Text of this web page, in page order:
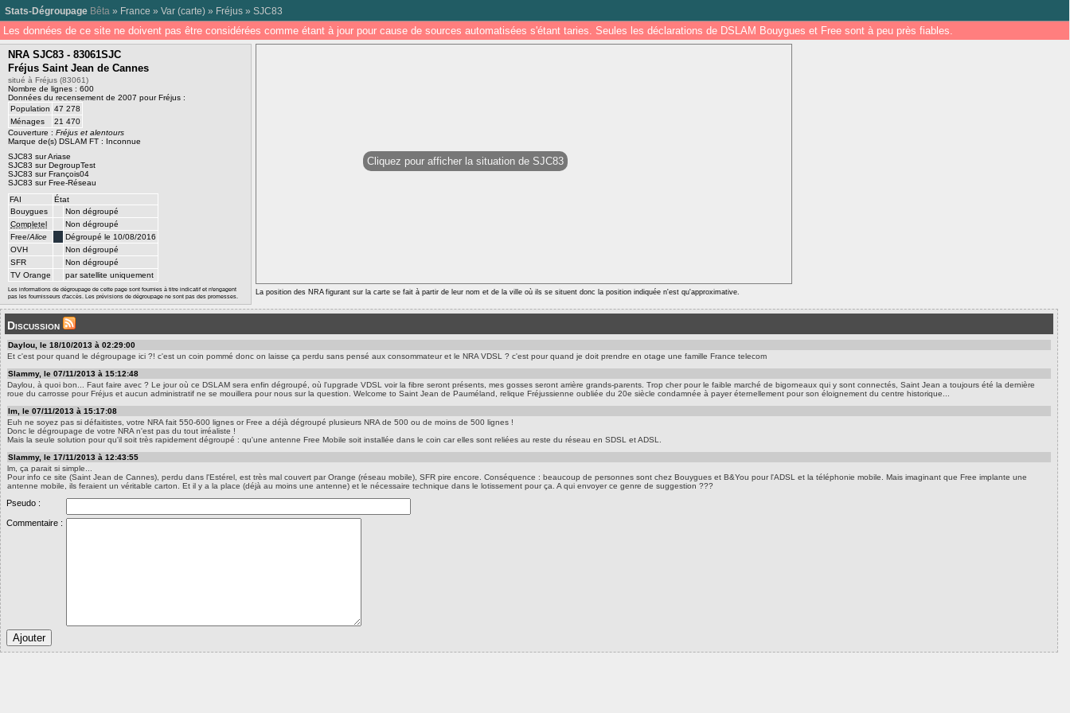
Stats-Dégroupage Bêta » France » Var (carte) » Fréjus » SJC83
Les données de ce site ne doivent pas être considérées comme étant à jour pour cause de sources automatisées s'étant taries. Seules les déclarations de DSLAM Bouygues et Free sont à peu près fiables.
NRA SJC83 - 83061SJC
Fréjus Saint Jean de Cannes
situé à Fréjus (83061)
Nombre de lignes : 600
Données du recensement de 2007 pour Fréjus :
Population 47 278
Ménages
21 470
Couverture : Fréjus et alentours
Marque de(s) DSLAM FT : Inconnue
SJC83 sur Ariase
SJC83 sur DegroupTest
SJC83 sur François04
SJC83 sur Free-Réseau
FAI
État
Bouygues
Non dégroupé
Completel
Non dégroupé
Free/Alice
Dégroupé le 10/08/2016
OVH
Non dégroupé
SFR
Non dégroupé
TV Orange
par satellite uniquement
Les informations de dégroupage de cette page sont fournies à titre indicatif et n'engagent
pas les fournisseurs d'accès. Les prévisions de dégroupage ne sont pas des promesses.
Cliquez pour afficher la situation de SJC83
La position des NRA figurant sur la carte se fait à partir de leur nom et de la ville où ils se situent donc la position indiquée n'est qu'approximative.
Discussion
Daylou, le 18/10/2013 à 02:29:00
Et c'est pour quand le dégroupage ici ?! c'est un coin pommé donc on laisse ça perdu sans pensé aux consommateur et le NRA VDSL ? c'est pour quand je doit prendre en otage une famille France telecom
Slammy, le 07/11/2013 à 15:12:48
Daylou, à quoi bon... Faut faire avec ? Le jour où ce DSLAM sera enfin dégroupé, où l'upgrade VDSL voir la fibre seront présents, mes gosses seront arrière grands-parents. Trop cher pour le faible marché de bigorneaux qui y sont connectés, Saint Jean a toujours été la dernière
roue du carrosse pour Fréjus et aucun administratif ne se mouillera pour nous sur la question. Welcome to Saint Jean de Pauméland, relique Fréjussienne oubliée du 20e siècle condamnée à payer éternellement pour son éloignement du centre historique...
lm, le 07/11/2013 à 15:17:08
Euh ne soyez pas si défaitistes, votre NRA fait 550-600 lignes or Free a déjà dégroupé plusieurs NRA de 500 ou de moins de 500 lignes !
Donc le dégroupage de votre NRA n'est pas du tout irréaliste !
Mais la seule solution pour qu'il soit très rapidement dégroupé : qu'une antenne Free Mobile soit installée dans le coin car elles sont reliées au reste du réseau en SDSL et ADSL.
Slammy, le 17/11/2013 à 12:43:55
lm, ça parait si simple...
Pour info ce site (Saint Jean de Cannes), perdu dans l'Estérel, est très mal couvert par Orange (réseau mobile), SFR pire encore. Conséquence : beaucoup de personnes sont chez Bouygues et B&You pour l'ADSL et la téléphonie mobile. Mais imaginant que Free implante une
antenne mobile, ils feraient un véritable carton. Et il y a la place (déjà au moins une antenne) et le nécessaire technique dans le lotissement pour ça. A qui envoyer ce genre de suggestion ???
Pseudo :
Commentaire :